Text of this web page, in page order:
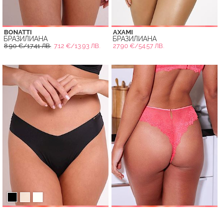
BONATTI
БРАЗИЛИАНА
8.90 €/17.41 ЛВ. 7.12 €/13.93 ЛВ.
AXAMI
БРАЗИЛИАНА
27.90 €/54.57 ЛВ.